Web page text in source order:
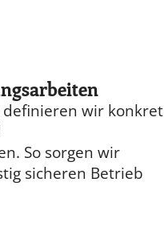
wir konkret
So sorgen wir
sicheren Betrieb